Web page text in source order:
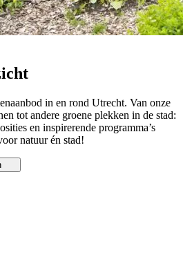
in en rond Utrecht. Van onze
tot andere groene plekken in de stad:
en inspirerende programma’s
natuur én stad!